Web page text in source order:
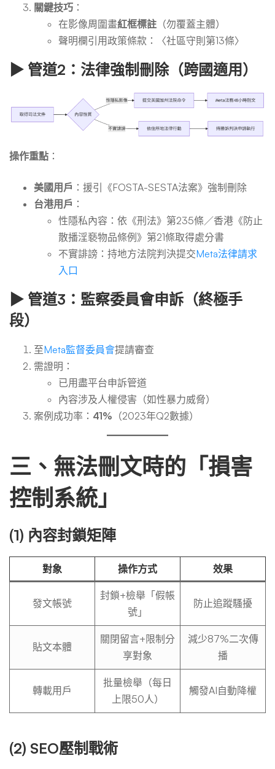
關鍵技巧 ：
在影像周圍畫紅框標註 （勿覆蓋主體）
聲明欄引用政策條款：〈社區守則第13條〉
▶ 管道2：法律強制刪除（跨國適用）
操作重點 ：
美國用戶 ：援引《FOSTA-SESTA法案》強制刪除
台港用戶 ：
性隱私內容：依《刑法》第235條／香港《防止
散播淫褻物品條例》第21條取得處分書
不實誹謗：持地方法院判決提交Meta法律請求
入口
▶ 管道3：監察委員會申訴（終極手
段）
至Meta監督委員會提請審查
需證明：
已用盡平台申訴管道
內容涉及人權侵害（如性暴力威脅）
案例成功率： 41% （2023年Q2數據）
三、無法刪文時的「損害
控制系統」
(1) 內容封鎖矩陣
對象 操作方式 效果
發文帳號
封鎖+檢舉「假帳
號」
防止追蹤騷擾
貼文本體
關閉留言+限制分
享對象
減少87%二次傳
播
轉載用戶
批量檢舉（每日
上限50人）
觸發AI自動降權
(2) SEO壓制戰術